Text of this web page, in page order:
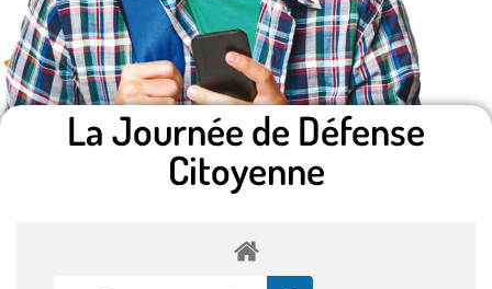
La Journée de Défense
Citoyenne